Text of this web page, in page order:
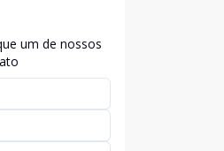
um de nossos